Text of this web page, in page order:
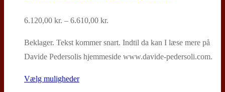
6.120,00 kr. – 6.610,00 kr.
til
6.610,00 kr.
Beklager. Tekst kommer snart. Indtil da kan I læse mere på
Davide Pedersolis hjemmeside www.davide-pedersoli.com.
Vælg mulighederDette